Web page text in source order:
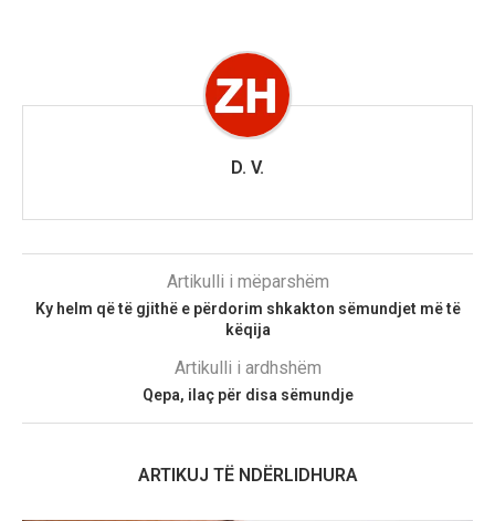
D. V.
Artikulli i mëparshëm
Ky helm që të gjithë e përdorim shkakton sëmundjet më të
këqija
Artikulli i ardhshëm
Qepa, ilaç për disa sëmundje
ARTIKUJ TË NDËRLIDHURA